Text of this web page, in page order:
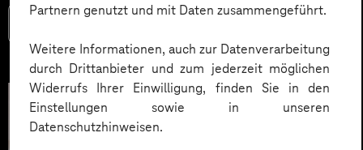
Partnern genutzt und mit Daten zusammengeführt.
Weitere Informationen, auch zur Datenverarbeitung
durch Drittanbieter und zum jederzeit möglichen
Widerrufs Ihrer Einwilligung, finden Sie in den
Einstellungen sowie in unseren
Datenschutzhinweisen.